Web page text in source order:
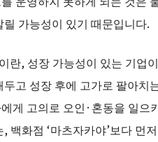
가능성이 있기 때문입니다.
란, 성장 가능성이 있는 기업
두고 성장 후에 고가로 팔아치
게 고의로 오인·혼동을 일
백화점 ‘마츠자카야’보다 먼